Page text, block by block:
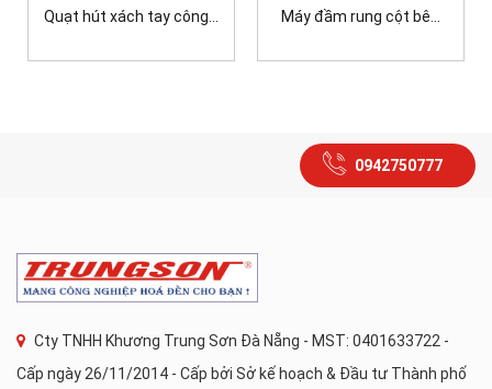
Quạt hút xách tay công...
Máy đầm rung cột bê...
0942750777
Cty TNHH Khương Trung Sơn Đà Nẵng - MST: 0401633722 -
Cấp ngày 26/11/2014 - Cấp bởi Sở kế hoạch & Đầu tư Thành phố